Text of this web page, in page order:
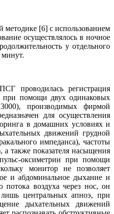
[6] с использованием
осуществлялось в ночное
у отдельного
минут.
проводилась регистрация
при помощи двух одинаковых
производимых фирмой
для осуществления
в домашних условиях и
движений грудной
импеданса), частоты
также показателя насыщения
оксиметрии при помощи
монитор не позволяет
и абдоминальное дыхание и
потока воздуха через нос, он
лишь центральных апноэ, при
дыхательных движений